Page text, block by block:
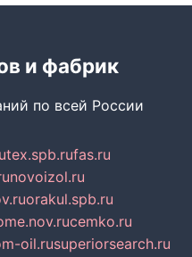
и фабрик
по всей России
fas.ru
novoizol.ru
orakul.spb.ru
cemko.ru
oil.rusuperiorsearch.ru